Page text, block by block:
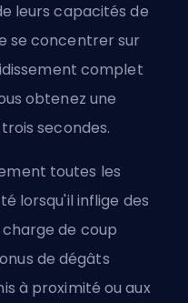
leurs capacités de
se concentrer sur
complet
obtenez une
secondes.
toutes les
lorsqu'il inflige des
de coup
de dégâts
à proximité ou aux